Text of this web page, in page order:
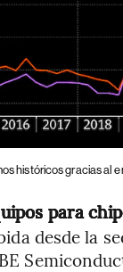
históricos gracias al
para
desde la